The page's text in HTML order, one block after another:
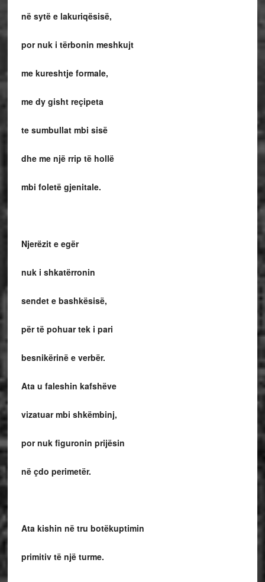
në sytë e lakuriqësisë,
por nuk i tërbonin meshkujt
me kureshtje formale,
me dy gisht reçipeta
te sumbullat mbi sisë
dhe me një rrip të hollë
mbi foletë gjenitale.
Njerëzit e egër
nuk i shkatërronin
sendet e bashkësisë,
për të pohuar tek i pari
besnikërinë e verbër.
Ata u faleshin kafshëve
vizatuar mbi shkëmbinj,
por nuk figuronin prijësin
në çdo perimetër.
Ata kishin në tru botëkuptimin
primitiv të një turme.